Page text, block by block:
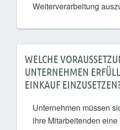
Weiterverarbeitung
WELCHE
UNTERNEHMEN
EINKAUF
Unternehmen müssen
ihre Mitarbeitenden